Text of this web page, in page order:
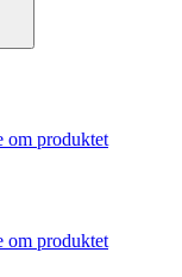
om produktet
om produktet